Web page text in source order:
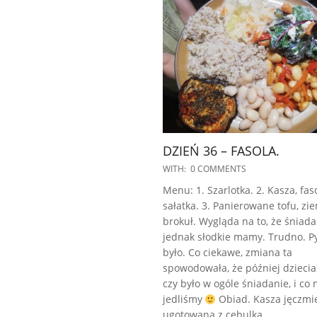
DZIEŃ 36 – FASOLA.
2022-
27
WITH: 0 COMMENTS
Menu: 1. Szarlotka. 2. Kasza,
sałatka. 3. Panierowane tofu,
brokuł. Wygląda na to, że
jednak słodkie mamy. Trudno.
było. Co ciekawe, zmiana ta
spowodowała, że później
czy było w ogóle śniadanie, i co
jedliśmy
Obiad. Kasza